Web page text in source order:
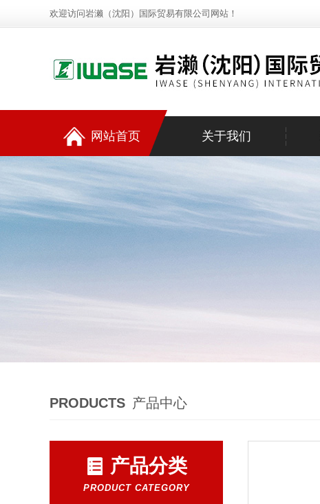
欢迎访问岩濑（沈阳）国际贸易有限公司网站！
网站首页 关于我们
PRODUCTS 产品中心
产品分类
PRODUCT CATEGORY